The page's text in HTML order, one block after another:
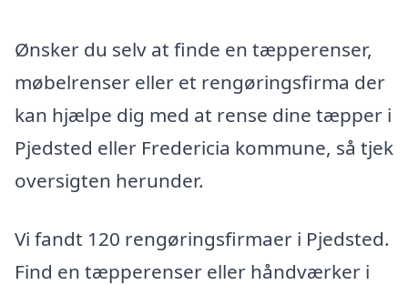
Ønsker du selv at finde en tæpperenser,
møbelrenser eller et rengøringsfirma der
kan hjælpe dig med at rense dine tæpper i
Pjedsted eller Fredericia kommune, så tjek
oversigten herunder.
Vi fandt 120 rengøringsfirmaer i Pjedsted.
Find en tæpperenser eller håndværker i